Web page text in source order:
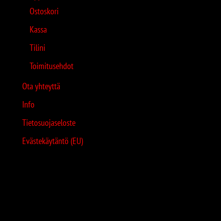
Ostoskori
Kassa
Tilini
Toimitusehdot
Ota yhteyttä
Info
Tietosuojaseloste
Evästekäytäntö (EU)